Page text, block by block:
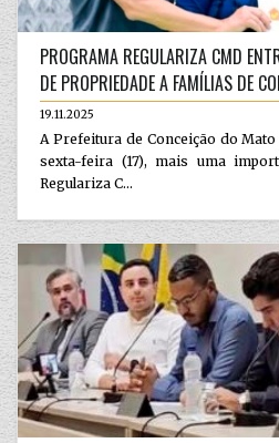
PROGRAMA REGULARIZA CMD
DE PROPRIEDADE A FAMÍLIAS DE
19.11.2025
A Prefeitura de Conceição do
sexta-feira (17), mais uma
Regulariza C...